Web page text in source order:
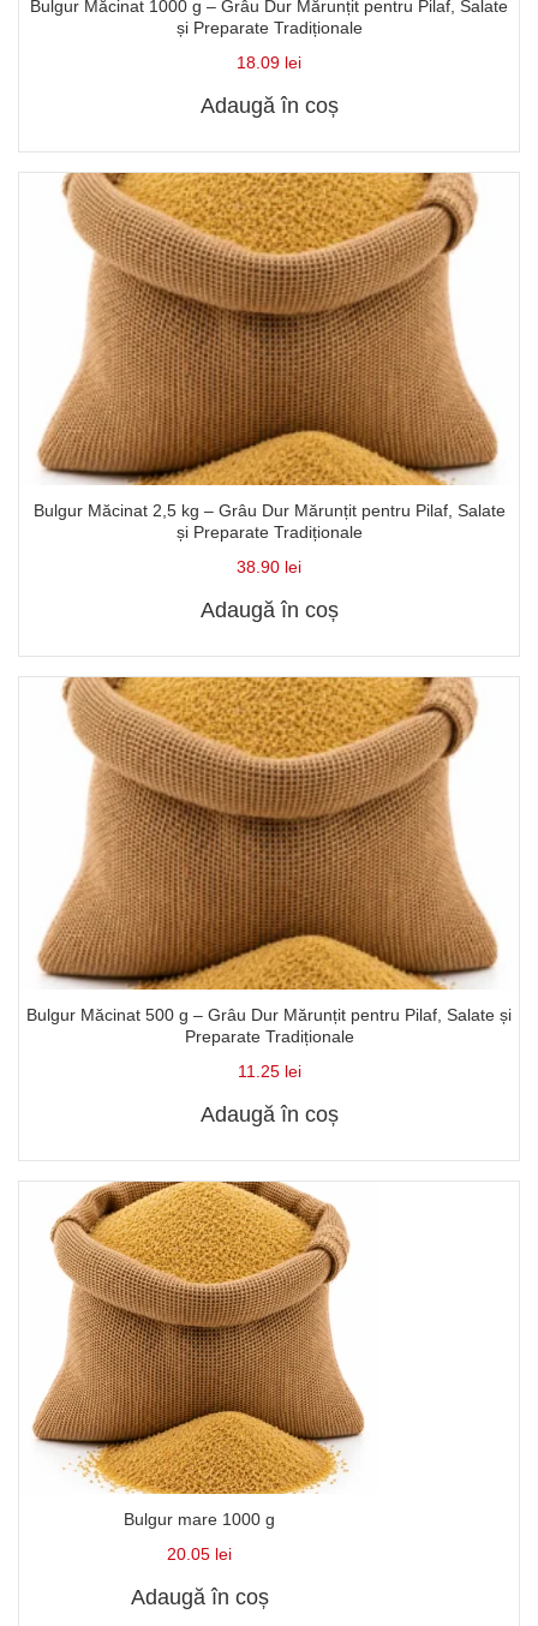
Bulgur Măcinat 1000 g – Grâu Dur Mărunțit pentru Pilaf, Salate
și Preparate Tradiționale
18.09 lei
Adaugă în coș
Bulgur Măcinat 2,5 kg – Grâu Dur Mărunțit pentru Pilaf, Salate
și Preparate Tradiționale
38.90 lei
Adaugă în coș
Bulgur Măcinat 500 g – Grâu Dur Mărunțit pentru Pilaf, Salate și
Preparate Tradiționale
11.25 lei
Adaugă în coș
Bulgur mare 1000 g
20.05 lei
Adaugă în coș